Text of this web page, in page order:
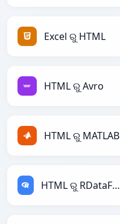
Excel ରୁ HTML
HTML ରୁ Avro
HTML ରୁ MATLAB
HTML ରୁ RDataFrame